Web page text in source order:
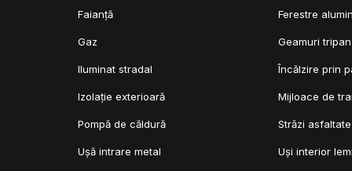
Faianță Ferestre
Gaz Geamuri tripan
Iluminat stradal Încălzire prin
Izolație exterioară Mijloace de
Pompă de căldură Străzi asfaltate
Ușă intrare metal Uși interior